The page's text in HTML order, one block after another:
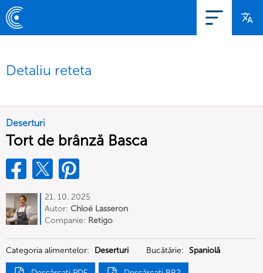
Detaliu reteta
Deserturi
Tort de brânză Basca
21. 10. 2025
Autor: Chloé Lasseron
Companie: Retigo
Categoria alimentelor: Deserturi Bucătărie: Spaniolă